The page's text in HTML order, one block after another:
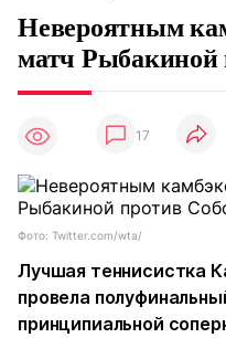
Невероятным
матч Рыбакиной
17
Фото: Twitter.com/wta/
Лучшая теннисистка
провела
принципиальной